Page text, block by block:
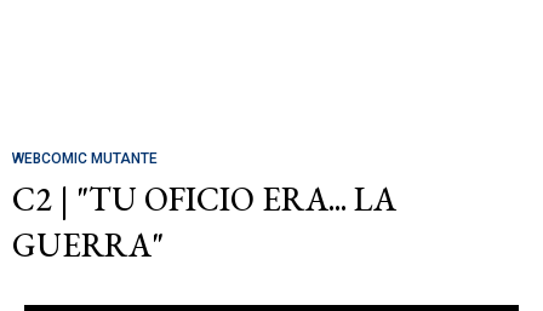
WEBCOMIC MUTANTE
C2 | "TU OFICIO ERA... LA
GUERRA"